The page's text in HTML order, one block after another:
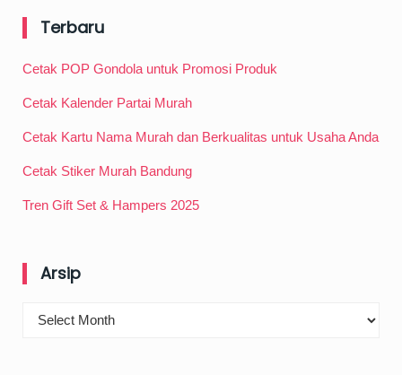
Terbaru
Cetak POP Gondola untuk Promosi Produk
Cetak Kalender Partai Murah
Cetak Kartu Nama Murah dan Berkualitas untuk Usaha Anda
Cetak Stiker Murah Bandung
Tren Gift Set & Hampers 2025
Arsip
Arsip